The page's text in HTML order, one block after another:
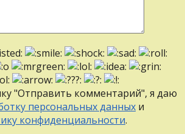
"Отправить комментарий", я даю
персональных данных и
конфиденциальности.